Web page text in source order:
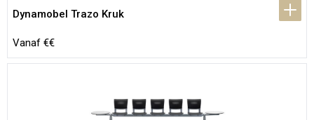
Dynamobel Trazo Kruk
Vanaf €€